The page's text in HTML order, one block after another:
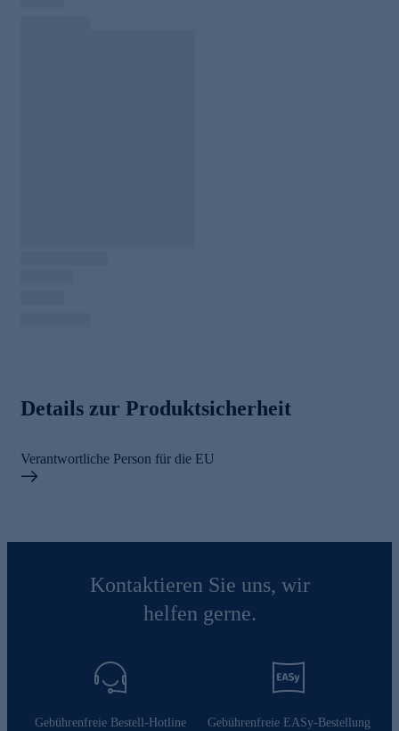
Details zur Produktsicherheit
Verantwortliche Person für die EU
Kontaktieren Sie uns, wir
helfen gerne.
Gebührenfreie Bestell-Hotline Gebührenfreie EASy-Bestellung